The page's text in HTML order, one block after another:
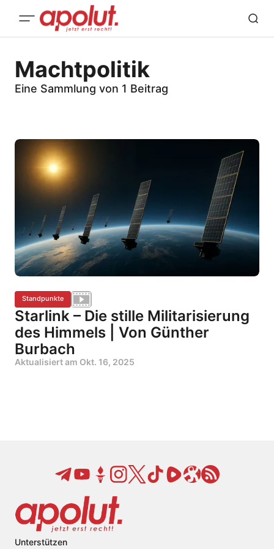
Machtpolitik
Eine Sammlung von 1 Beitrag
Standpunkte
Starlink – Die stille Militarisierung
des Himmels | Von Günther
Burbach
Aktualisiert am Okt. 16, 2025
Unterstützen